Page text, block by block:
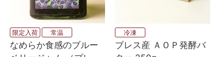
限定入荷 常温
なめらか食感のブルー
冷凍
ブレス産 ＡＯＰ発酵バ